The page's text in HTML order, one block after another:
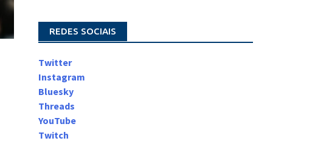
REDES SOCIAIS
Twitter
Instagram
Bluesky
Threads
YouTube
Twitch